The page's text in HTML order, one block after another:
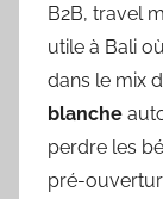
B2B, travel
utile à Bali où
dans le mix
blanche
perdre les
pré-